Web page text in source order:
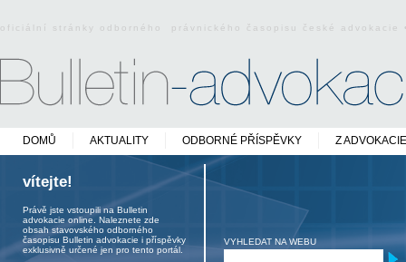
oficiální stránky odborného právnického časopisu české
DOMŮ AKTUALITY ODBORNÉ PŘÍSPĚVKY Z ADVOKACIE
vítejte!
Právě jste vstoupili na Bulletin
advokacie online. Naleznete zde
obsah stavovského odborného
časopisu Bulletin advokacie i příspěvky
exklusivně určené jen pro tento portál.
VYHLEDAT NA WEBU